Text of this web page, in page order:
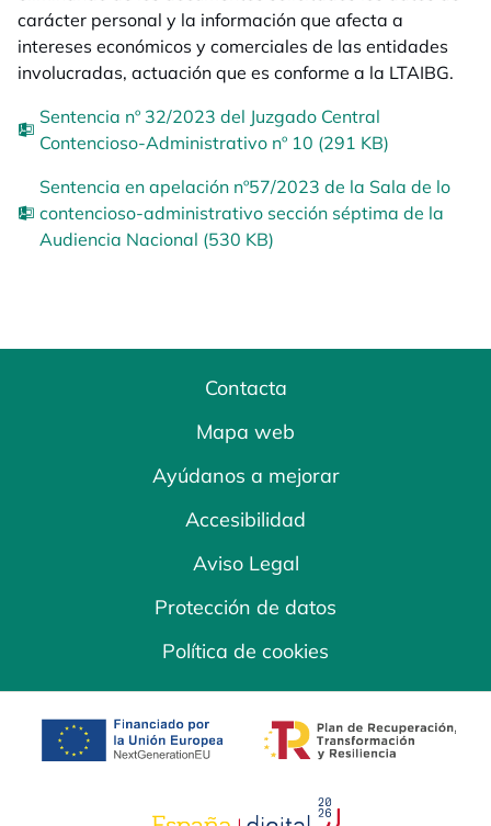
carácter personal y la información que afecta a
intereses económicos y comerciales de las entidades
involucradas, actuación que es conforme a la LTAIBG.
Sentencia nº 32/2023 del Juzgado Central
Contencioso-Administrativo nº 10 (291 KB)
Sentencia en apelación nº57/2023 de la Sala de lo
contencioso-administrativo sección séptima de la
Audiencia Nacional (530 KB)
Contacta
Mapa web
Ayúdanos a mejorar
Accesibilidad
Aviso Legal
Protección de datos
Política de cookies
se abre en una pestaña nuevase abre en una
se abre en una pestaña